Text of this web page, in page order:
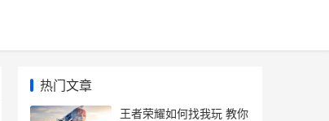
热门文章
王者荣耀如何找我玩 教你